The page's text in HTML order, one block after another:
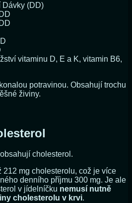
Dávky (DD)
vitaminu D, E a K, vitamin B6,
potravinou. Obsahují trochu
živiny.
cholesterol.
mg cholesterolu, což je více
denního příjmu 300 mg. Je ale
v jídelníčku nemusí nutně
cholesterolu v krvi.